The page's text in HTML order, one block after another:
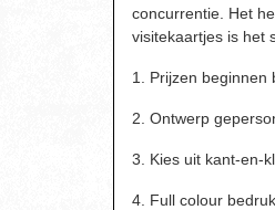
concurrentie. Het
visitekaartjes is het
1. Prijzen beginnen
2. Ontwerp
3. Kies uit kant-en-
4. Full colour